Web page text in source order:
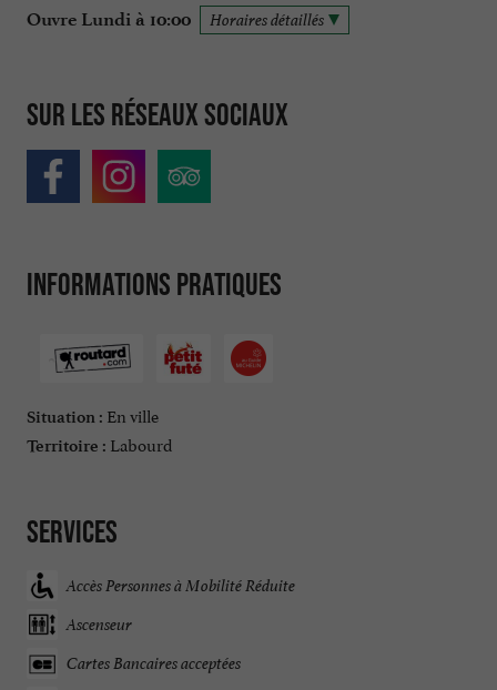
Ouvre Lundi à 10:00 Horaires détaillés
Sur les réseaux sociaux
Informations pratiques
Situation : En ville
Territoire : Labourd
Services
Accès Personnes à Mobilité Réduite
Ascenseur
Cartes Bancaires acceptées